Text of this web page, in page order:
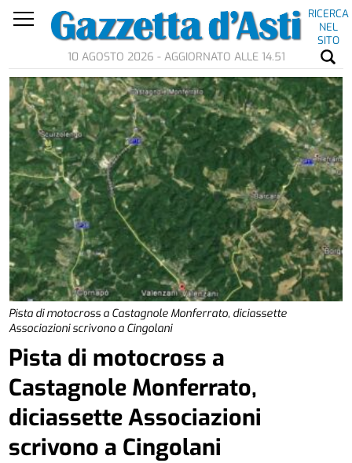
RICERCA
NEL
SITO
10 AGOSTO 2026 - AGGIORNATO ALLE 14.51
Pista di motocross a Castagnole Monferrato, diciassette
Associazioni scrivono a Cingolani
Pista di motocross a
Castagnole Monferrato,
diciassette Associazioni
scrivono a Cingolani